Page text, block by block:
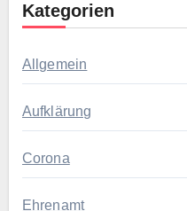
Kategorien
Allgemein
Aufklärung
Corona
Ehrenamt